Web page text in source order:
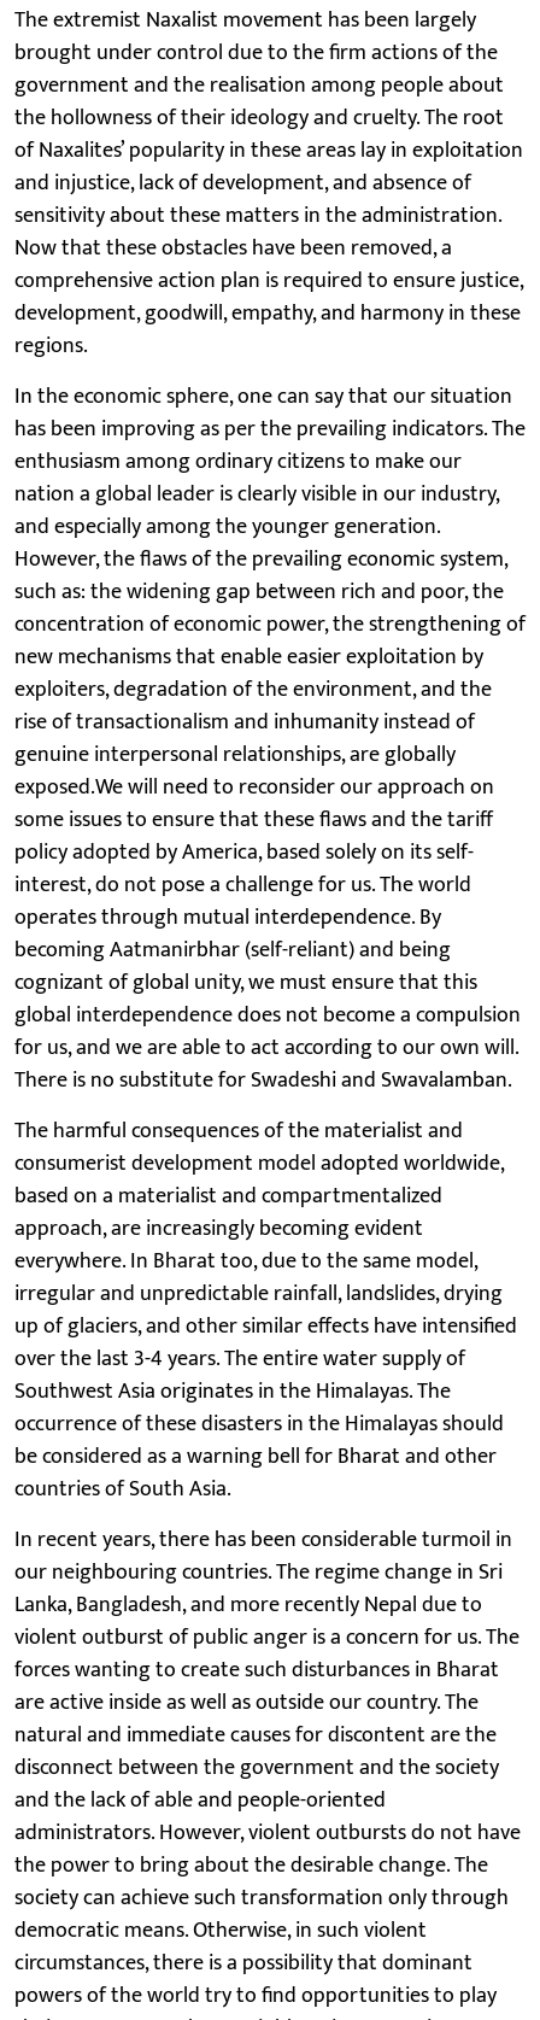
The extremist Naxalist movement has been largely
brought under control due to the firm actions of the
government and the realisation among people about
the hollowness of their ideology and cruelty. The root
of Naxalites’ popularity in these areas lay in exploitation
and injustice, lack of development, and absence of
sensitivity about these matters in the administration.
Now that these obstacles have been removed, a
comprehensive action plan is required to ensure justice,
development, goodwill, empathy, and harmony in these
regions.
In the economic sphere, one can say that our situation
has been improving as per the prevailing indicators. The
enthusiasm among ordinary citizens to make our
nation a global leader is clearly visible in our industry,
and especially among the younger generation.
However, the flaws of the prevailing economic system,
such as: the widening gap between rich and poor, the
concentration of economic power, the strengthening of
new mechanisms that enable easier exploitation by
exploiters, degradation of the environment, and the
rise of transactionalism and inhumanity instead of
genuine interpersonal relationships, are globally
exposed.We will need to reconsider our approach on
some issues to ensure that these flaws and the tariff
policy adopted by America, based solely on its self-
interest, do not pose a challenge for us. The world
operates through mutual interdependence. By
becoming Aatmanirbhar (self-reliant) and being
cognizant of global unity, we must ensure that this
global interdependence does not become a compulsion
for us, and we are able to act according to our own will.
There is no substitute for Swadeshi and Swavalamban.
The harmful consequences of the materialist and
consumerist development model adopted worldwide,
based on a materialist and compartmentalized
approach, are increasingly becoming evident
everywhere. In Bharat too, due to the same model,
irregular and unpredictable rainfall, landslides, drying
up of glaciers, and other similar effects have intensified
over the last 3-4 years. The entire water supply of
Southwest Asia originates in the Himalayas. The
occurrence of these disasters in the Himalayas should
be considered as a warning bell for Bharat and other
countries of South Asia.
In recent years, there has been considerable turmoil in
our neighbouring countries. The regime change in Sri
Lanka, Bangladesh, and more recently Nepal due to
violent outburst of public anger is a concern for us. The
forces wanting to create such disturbances in Bharat
are active inside as well as outside our country. The
natural and immediate causes for discontent are the
disconnect between the government and the society
and the lack of able and people-oriented
administrators. However, violent outbursts do not have
the power to bring about the desirable change. The
society can achieve such transformation only through
democratic means. Otherwise, in such violent
circumstances, there is a possibility that dominant
powers of the world try to find opportunities to play